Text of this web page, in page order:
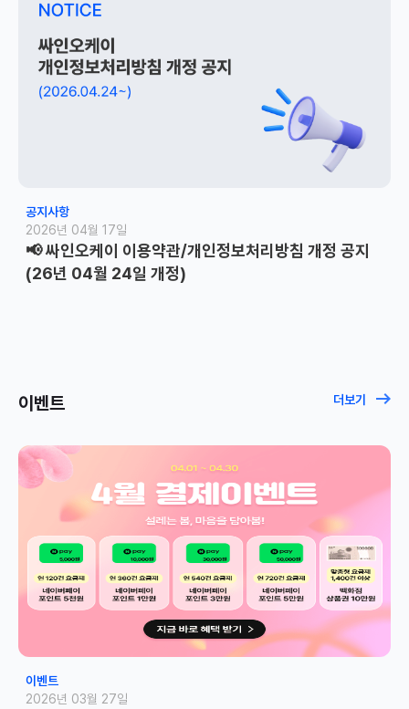
공지사항
2026년 04월 17일
📢 싸인오케이 이용약관/개인정보처리방침 개정 공지
(26년 04월 24일 개정)
이벤트 더보기
이벤트
2026년 03월 27일